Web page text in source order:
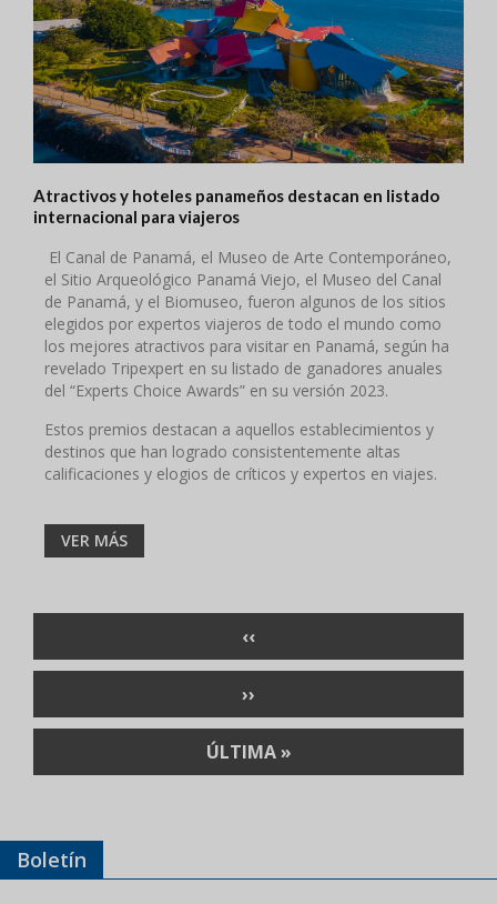
Atractivos y hoteles panameños destacan en listado
internacional para viajeros
El Canal de Panamá, el Museo de Arte Contemporáneo,
el Sitio Arqueológico Panamá Viejo, el Museo del Canal
de Panamá, y el Biomuseo, fueron algunos de los sitios
elegidos por expertos viajeros de todo el mundo como
los mejores atractivos para visitar en Panamá, según ha
revelado Tripexpert en su listado de ganadores anuales
del “Experts Choice Awards” en su versión 2023.
Estos premios destacan a aquellos establecimientos y
destinos que han logrado consistentemente altas
calificaciones y elogios de críticos y expertos en viajes.
VER MÁS
PÁGINA
ANTERIOR
‹‹
SIGUIENTE
PÁGINA
››
ÚLTIMA
PÁGINA
ÚLTIMA »
Boletín